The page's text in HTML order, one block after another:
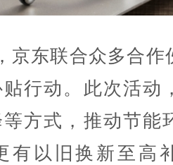
东联合众多合作
行动。 此次活动
方式，推动节能
有以旧换新至高